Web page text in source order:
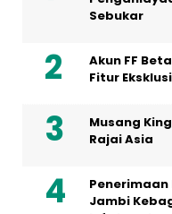
Sebukar
Akun FF
Fitur
Musang
Rajai Asia
Penerimaan
Jambi